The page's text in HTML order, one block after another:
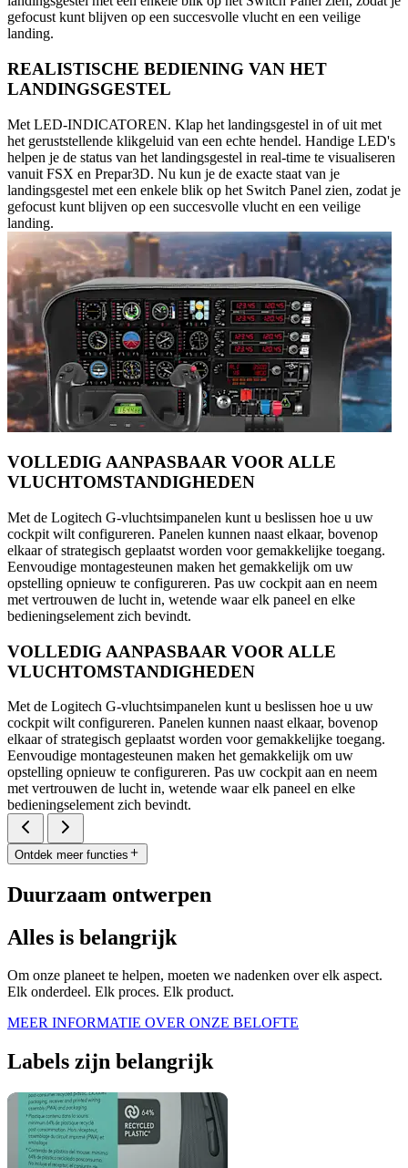
gefocust kunt blijven op een succesvolle vlucht en een veilige
landing.
REALISTISCHE BEDIENING VAN HET
LANDINGSGESTEL
Met LED-INDICATOREN. Klap het landingsgestel in of uit met
het geruststellende klikgeluid van een echte hendel. Handige LED's
helpen je de status van het landingsgestel in real-time te visualiseren
vanuit FSX en Prepar3D. Nu kun je de exacte staat van je
landingsgestel met een enkele blik op het Switch Panel zien, zodat je
gefocust kunt blijven op een succesvolle vlucht en een veilige
landing.
VOLLEDIG AANPASBAAR VOOR ALLE
VLUCHTOMSTANDIGHEDEN
Met de Logitech G-vluchtsimpanelen kunt u beslissen hoe u uw
cockpit wilt configureren. Panelen kunnen naast elkaar, bovenop
elkaar of strategisch geplaatst worden voor gemakkelijke toegang.
Eenvoudige montagesteunen maken het gemakkelijk om uw
opstelling opnieuw te configureren. Pas uw cockpit aan en neem
met vertrouwen de lucht in, wetende waar elk paneel en elke
bedieningselement zich bevindt.
VOLLEDIG AANPASBAAR VOOR ALLE
VLUCHTOMSTANDIGHEDEN
Met de Logitech G-vluchtsimpanelen kunt u beslissen hoe u uw
cockpit wilt configureren. Panelen kunnen naast elkaar, bovenop
elkaar of strategisch geplaatst worden voor gemakkelijke toegang.
Eenvoudige montagesteunen maken het gemakkelijk om uw
opstelling opnieuw te configureren. Pas uw cockpit aan en neem
met vertrouwen de lucht in, wetende waar elk paneel en elke
bedieningselement zich bevindt.
Ontdek meer functies
Duurzaam ontwerpen
Alles is belangrijk
Om onze planeet te helpen, moeten we nadenken over elk aspect.
Elk onderdeel. Elk proces. Elk product.
MEER INFORMATIE OVER ONZE BELOFTE
Labels zijn belangrijk